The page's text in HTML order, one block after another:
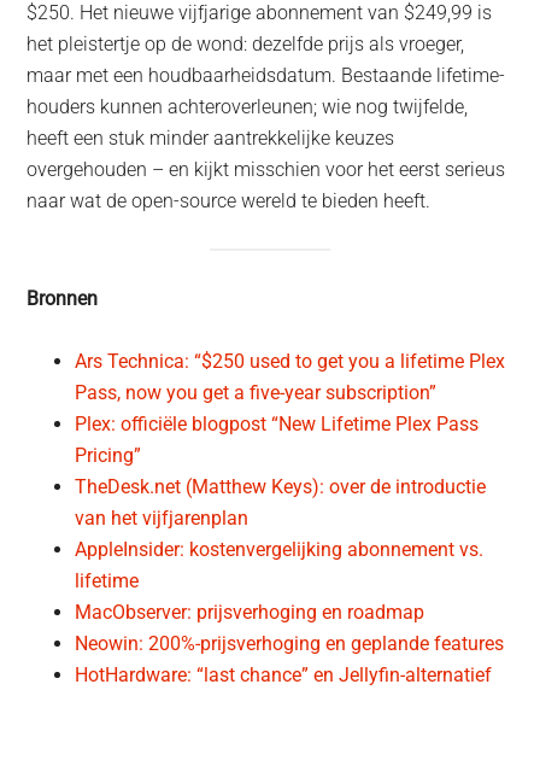
$250. Het nieuwe vijfjarige abonnement van $249,99 is
het pleistertje op de wond: dezelfde prijs als vroeger,
maar met een houdbaarheidsdatum. Bestaande lifetime-
houders kunnen achteroverleunen; wie nog twijfelde,
heeft een stuk minder aantrekkelijke keuzes
overgehouden – en kijkt misschien voor het eerst serieus
naar wat de open-source wereld te bieden heeft.
Bronnen
Ars Technica: “$250 used to get you a lifetime Plex
Pass, now you get a five-year subscription”
Plex: officiële blogpost “New Lifetime Plex Pass
Pricing”
TheDesk.net (Matthew Keys): over de introductie
van het vijfjarenplan
AppleInsider: kostenvergelijking abonnement vs.
lifetime
MacObserver: prijsverhoging en roadmap
Neowin: 200%-prijsverhoging en geplande features
HotHardware: “last chance” en Jellyfin-alternatief